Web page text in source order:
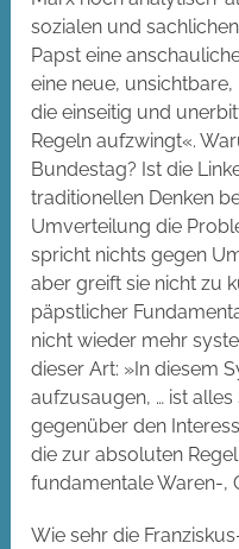
sozialen und
Papst eine
eine neue,
die einseitig und
Regeln aufzwingt«.
Bundestag? Ist die
traditionellen Denken
Umverteilung die
spricht nichts gegen
aber greift sie nicht zu
päpstlicher
nicht wieder mehr
dieser Art: »In diesem
aufzusaugen, … ist
gegenüber den
die zur absoluten
fundamentale Waren-,
Wie sehr die